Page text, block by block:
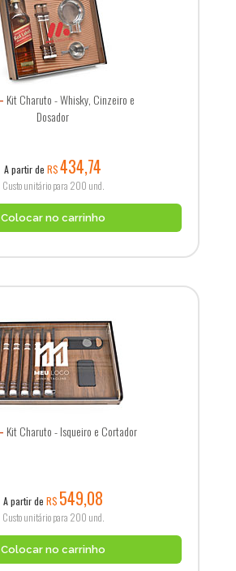
Kit Charuto - Whisky, Cinzeiro e
Dosador
A partir deR$434,74
Custo unitário para 200 und.
Colocar no carrinho
Kit Charuto - Isqueiro e Cortador
A partir de R$ 549,08
Custo unitário para 200 und.
Colocar no carrinho